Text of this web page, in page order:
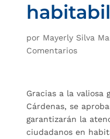
por Mayerly Silva
Comentarios
Gracias a la valiosa
Cárdenas, se
garantizarán la
ciudadanos en